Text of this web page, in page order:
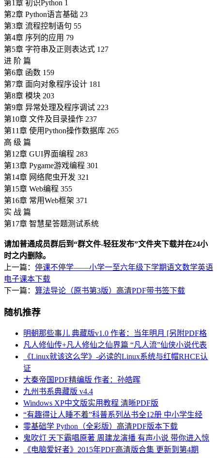
第1章 初识Python 1
第2章 Python语言基础 23
第3章 流程控制语句 55
第4章 序列的应用 79
第5章 字符串及正则表达式 127
进 阶 篇
第6章 函数 159
第7章 面向对象程序设计 181
第8章 模块 203
第9章 异常处理及程序调试 223
第10章 文件及目录操作 237
第11章 使用Python操作数据库 265
高 级 篇
第12章 GUI界面编程 283
第13章 Pygame游戏编程 301
第14章 网络爬虫开发 321
第15章 Web编程 355
第16章 常用Web框架 371
实 战 篇
第17章 智慧星答题测试系统
请加普通成员群后到“群文件-轻狂发布”文件夹下载并在24小
时之内删除。
上一篇： 停课不停学——小学一至六年级下学期语文数学英语
电子课本下载
下一篇： 算法导论（原书第3版）高清PDF带书签下载
随机推荐
明朝那些事儿 典藏版v1.0 作者：当年明月 [另附PDF格
凡人修仙传+凡人修仙之仙界篇 “凡人流”仙侠小说代表
《Linux就该这么学》-必读的Linux系统与红帽RHCE认
证
大秦帝国PDF精编版 作者：孙皓晖
九州书系典藏版 v4.4
Windows XP中文版实用教程 清晰PDF版
“有趣得让人睡不着”科普系列丛书全12册 中小学生经
零基础学 Python（全彩版）高清PDF版本下载
鬼吹灯 天下霸唱原著 周建龙演播 有声小说 带你进入惊
《电脑爱好者》2015年PDF高清版合集 更新到第4期